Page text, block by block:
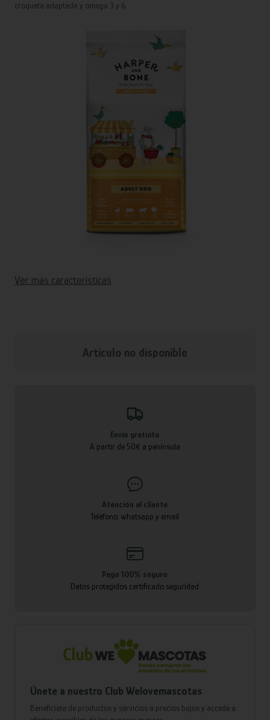
croqueta adaptada y omega 3 y 6.
Ver más características
Articulo no disponible
Envío gratuito
A partir de 50€ a península
Atención al cliente
Teléfono, whatsapp y email
Pago 100% seguro
Datos protegidos certificado seguridad
Únete a nuestro Club Welovemascotas
Benefíciate de productos y servicios a precios bajos y accede a